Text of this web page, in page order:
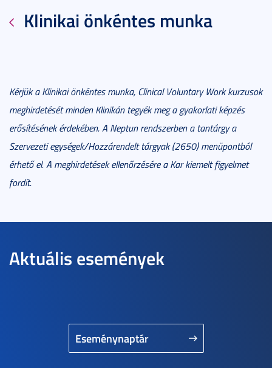
Klinikai önkéntes munka
Kérjük a Klinikai önkéntes munka, Clinical Voluntary Work kurzusok
meghirdetését minden Klinikán tegyék meg a gyakorlati képzés
erősítésének érdekében. A Neptun rendszerben a tantárgy a
Szervezeti egységek/Hozzárendelt tárgyak (2650) menüpontból
érhető el.A meghirdetések ellenőrzésére a Kar kiemelt figyelmet
fordít.
Aktuális események
Eseménynaptár